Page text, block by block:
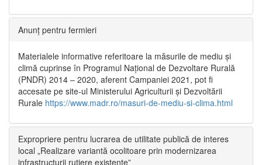
Anunț pentru fermieri
Materialele informative referitoare la măsurile de mediu și
climă cuprinse în Programul Național de Dezvoltare Rurală
(PNDR) 2014 – 2020, aferent Campaniei 2021, pot fi
accesate pe site-ul Ministerului Agriculturii și Dezvoltării
Rurale https://www.madr.ro/masuri-de-mediu-si-clima.html
Expropriere pentru lucrarea de utilitate publică de interes
local „Realizare variantă ocolitoare prin modernizarea
infrastructurii rutiere existente”